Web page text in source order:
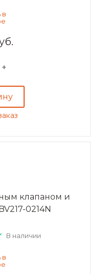
+
клапаном и
0214N
В наличии